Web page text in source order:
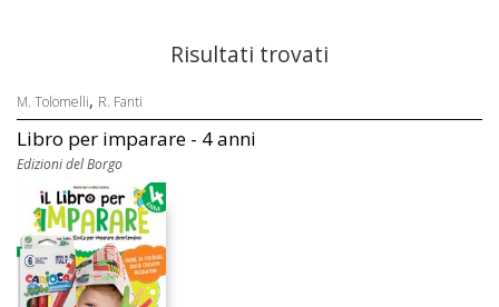
Risultati trovati
M. Tolomelli, R. Fanti
Libro per imparare - 4 anni
Edizioni del Borgo